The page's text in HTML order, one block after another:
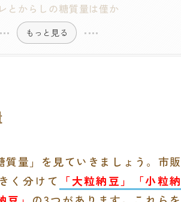
とからしの糖質量は僅か
もっと見る
質量」を見ていきましょう。市販
く分けて 「大粒納豆」「小粒納